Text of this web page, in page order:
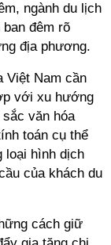
ngành du lịch
đêm rõ
địa phương.
Việt Nam cần
với xu hướng
văn hóa
toán cụ thể
loại hình dịch
của khách du
cách giữ